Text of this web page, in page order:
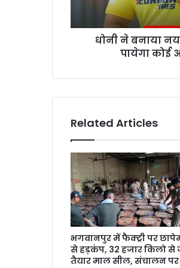
धोनी ने बनाया
पायेगा कोई
Related Articles
भगवानपुर में फैक्ट्री पर
से हड़कंप, 32 हजार किलो से
तैयार माल सील, संचालन